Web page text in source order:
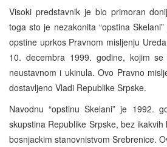
Visoki predstavnik je bio primoran
toga sto je nezakonita “opstina
opstine uprkos Pravnom misljenju
10. decembra 1999. godine, kojim se
neustavnom i ukinula. Ovo Pravno
dostavljeno Vladi Republike Srpske.
Navodnu “opstinu Skelani” je 1992.
skupstina Republike Srpske, bez
bosnjackim stanovnistvom Srebrenice.